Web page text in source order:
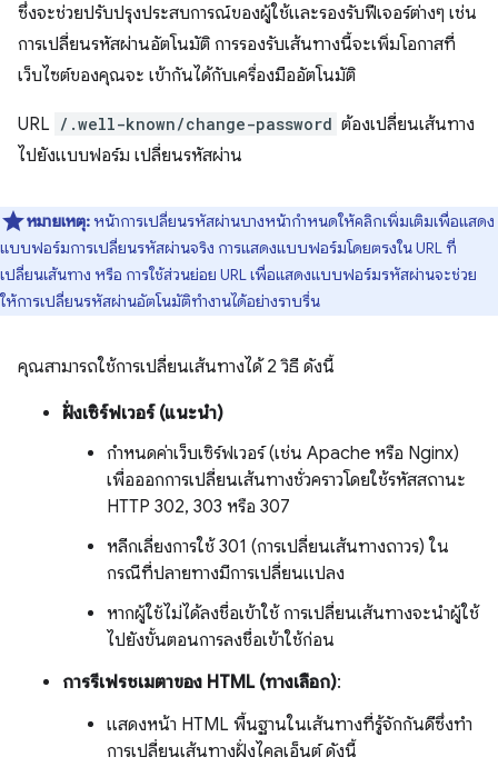
ซึ่งจะช่วยปรับปรุงประสบการณ์ของผู้ใช้และรองรับฟีเจอร์ต่างๆ เช่น
การเปลี่ยนรหัสผ่านอัตโนมัติ การรองรับเส้นทางนี้จะเพิ่มโอกาสที่
เว็บไซต์ของคุณจะ เข้ากันได้กับเครื่องมืออัตโนมัติ
URL /.well-known/change-password ต้องเปลี่ยนเส้นทาง
ไปยังแบบฟอร์ม เปลี่ยนรหัสผ่าน
หมายเหตุ: หน้าการเปลี่ยนรหัสผ่านบางหน้ากำหนดให้คลิกเพิ่มเติมเพื่อแสดง
แบบฟอร์มการเปลี่ยนรหัสผ่านจริง การแสดงแบบฟอร์มโดยตรงใน URL ที่
เปลี่ยนเส้นทาง หรือ การใช้ส่วนย่อย URL เพื่อแสดงแบบฟอร์มรหัสผ่านจะช่วย
ให้การเปลี่ยนรหัสผ่านอัตโนมัติทำงานได้อย่างราบรื่น
คุณสามารถใช้การเปลี่ยนเส้นทางได้ 2 วิธี ดังนี้
ฝั่งเซิร์ฟเวอร์ (แนะนำ)
กำหนดค่าเว็บเซิร์ฟเวอร์ (เช่น Apache หรือ Nginx)
เพื่อออกการเปลี่ยนเส้นทางชั่วคราวโดยใช้รหัสสถานะ
HTTP 302, 303 หรือ 307
หลีกเลี่ยงการใช้ 301 (การเปลี่ยนเส้นทางถาวร) ใน
กรณีที่ปลายทางมีการเปลี่ยนแปลง
หากผู้ใช้ไม่ได้ลงชื่อเข้าใช้ การเปลี่ยนเส้นทางจะนำผู้ใช้
ไปยังขั้นตอนการลงชื่อเข้าใช้ก่อน
การรีเฟรชเมตาของ HTML (ทางเลือก):
แสดงหน้า HTML พื้นฐานในเส้นทางที่รู้จักกันดีซึ่งทํา
การเปลี่ยนเส้นทางฝั่งไคลเอ็นต์ ดังนี้